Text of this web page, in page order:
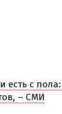
есть с
– СМИ